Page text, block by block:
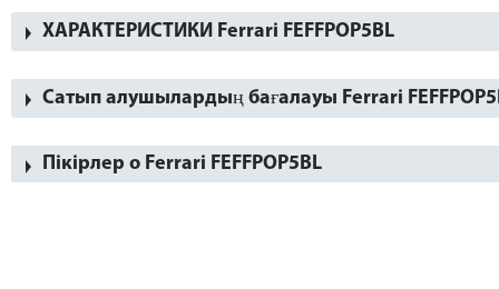
ХАРАКТЕРИСТИКИ Ferrari FEFFPOP5BL
Сатып алушылардың бағалауы Ferrari
Пікірлер о Ferrari FEFFPOP5BL